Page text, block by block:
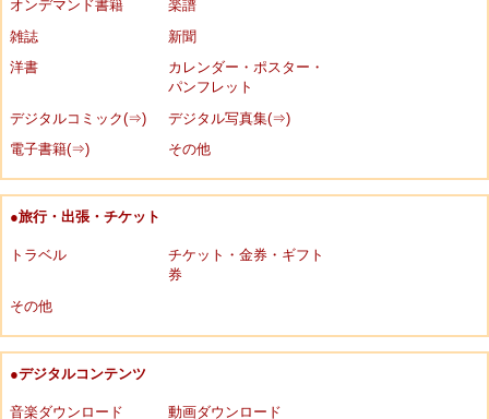
オンデマンド書籍
楽譜
雑誌
新聞
洋書
カレンダー・ポスター・
パンフレット
デジタルコミック(⇒)
デジタル写真集(⇒)
電子書籍(⇒)
その他
●旅行・出張・チケット
トラベル
チケット・金券・ギフト
券
その他
●デジタルコンテンツ
音楽ダウンロード
動画ダウンロード